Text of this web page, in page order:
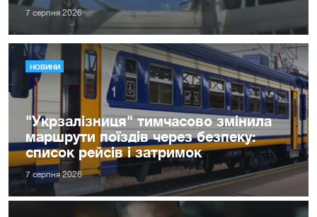
7 серпня 2026
НОВИНИ
"Укрзалізниця" тимчасово змінила
маршрути поїздів через безпеку:
список рейсів і затримок
7 серпня 2026